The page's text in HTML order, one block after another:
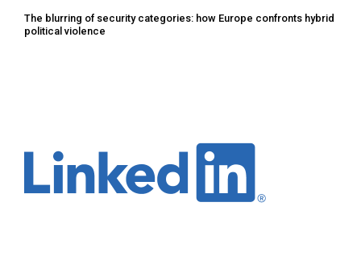
The blurring of security categories: how Europe confronts hybrid
political violence